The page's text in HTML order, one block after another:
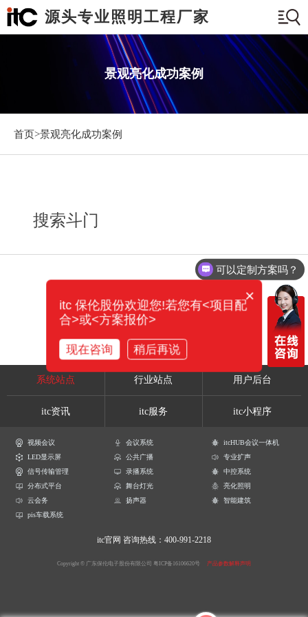
源头专业照明工程厂家
景观亮化成功案例
首页>景观亮化成功案例
搜索斗门
系统站点 行业站点 用户后台
itc资讯 itc服务 itc小程序
视频会议 会议系统
itcHUB会议一体机
LED显示屏
公共广播
专业扩声
信号传输管理
录播系统
中控系统
分布式平台
舞台灯光
亮化照明
云会务
扬声器
智能建筑
pis车载系统
itc官网 咨询热线：400-991-2218
Copyright © 广东保伦电子股份有限公司 粤ICP备16106620号 产品参数解释声明
可以定制方案吗？
×
itc 保伦股份欢迎您!若您有<项目配
合>或<方案报价>
现在咨询 稍后再说